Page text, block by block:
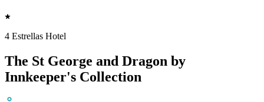
4 Estrellas Hotel
The St George and Dragon by
Innkeeper's Collection